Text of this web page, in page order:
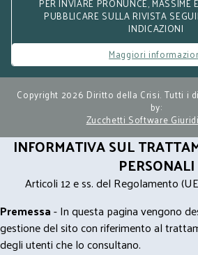
PUBBLICARE SULLA RIVISTA
INDICAZIONI
Maggiori
Copyright 2026 Diritto della Crisi. Tutti i
by:
Zucchetti Software
INFORMATIVA SUL
PERSONALI
Articoli 12 e ss. del Regolamento
Premessa- In questa pagina vengono
gestione del sito con riferimento al
degli utenti che lo consultano.